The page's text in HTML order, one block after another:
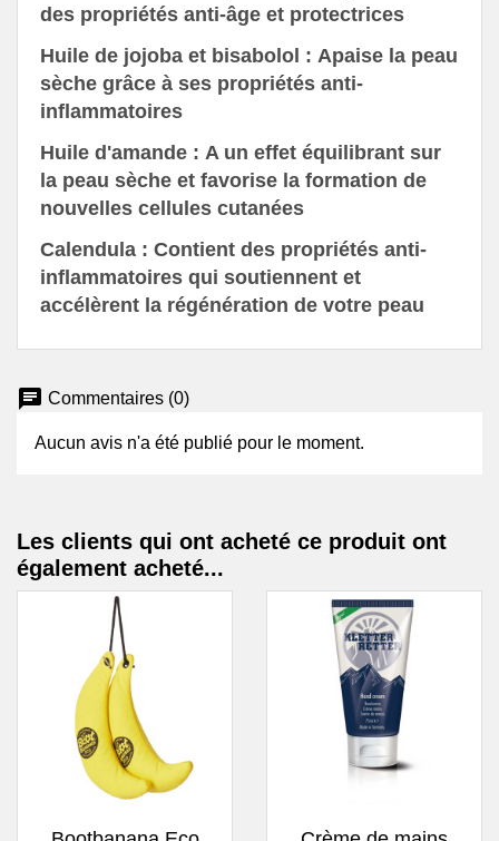
des propriétés anti-âge et protectrices
Huile de jojoba et bisabolol : Apaise la peau
sèche grâce à ses propriétés anti-
inflammatoires
Huile d'amande : A un effet équilibrant sur
la peau sèche et favorise la formation de
nouvelles cellules cutanées
Calendula : Contient des propriétés anti-
inflammatoires qui soutiennent et
accélèrent la régénération de votre peau
chat Commentaires (0)
Aucun avis n'a été publié pour le moment.
Les clients qui ont acheté ce produit ont
également acheté...